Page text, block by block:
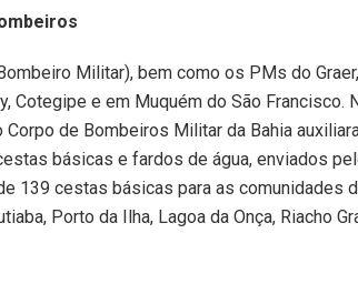
Militar), bem como os PMs do
Cotegipe e em Muquém do São Francisco.
Corpo de Bombeiros Militar da Bahia
básicas e fardos de água, enviados
139 cestas básicas para as comunidades
Porto da Ilha, Lagoa da Onça, Riacho